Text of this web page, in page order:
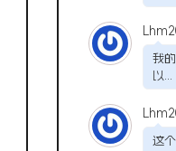
我
以...
这